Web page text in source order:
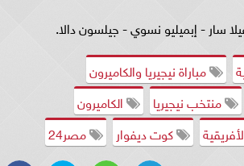
سار - إبميليو نسوي - جيلسون دالا.
مباراة نيجيريا والكاميرون
منتخب نيجيريا
الكاميرون
كوت ديفوار مصر24